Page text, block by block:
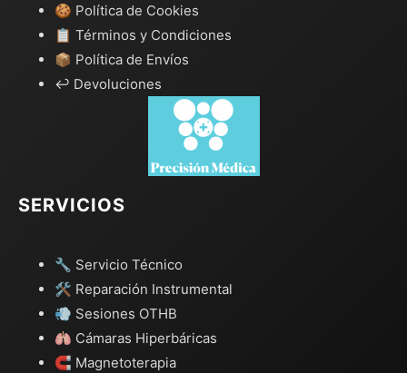
🍪 Política de Cookies
📋 Términos y Condiciones
📦 Política de Envíos
↩️ Devoluciones
SERVICIOS
🔧 Servicio Técnico
🛠️ Reparación Instrumental
💨 Sesiones OTHB
🫁 Cámaras Hiperbáricas
🧲 Magnetoterapia